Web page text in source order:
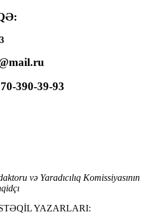
390-39-93
və Yaradıcılıq Komissiyasının
YAZARLARI: